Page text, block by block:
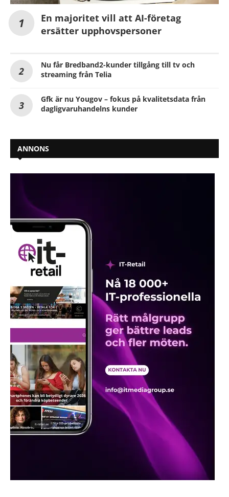
En majoritet vill att AI-företag
ersätter upphovspersoner
Nu får Bredband2-kunder tillgång till tv och
streaming från Telia
Gfk är nu Yougov – fokus på kvalitetsdata från
dagligvaruhandelns kunder
ANNONS